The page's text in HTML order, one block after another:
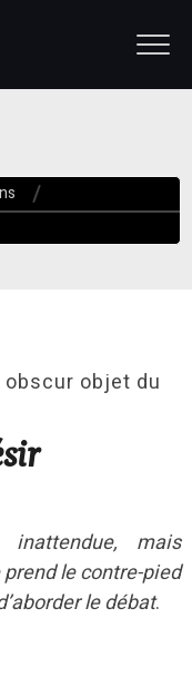
objet du
mais
le contre-pied
le débat.